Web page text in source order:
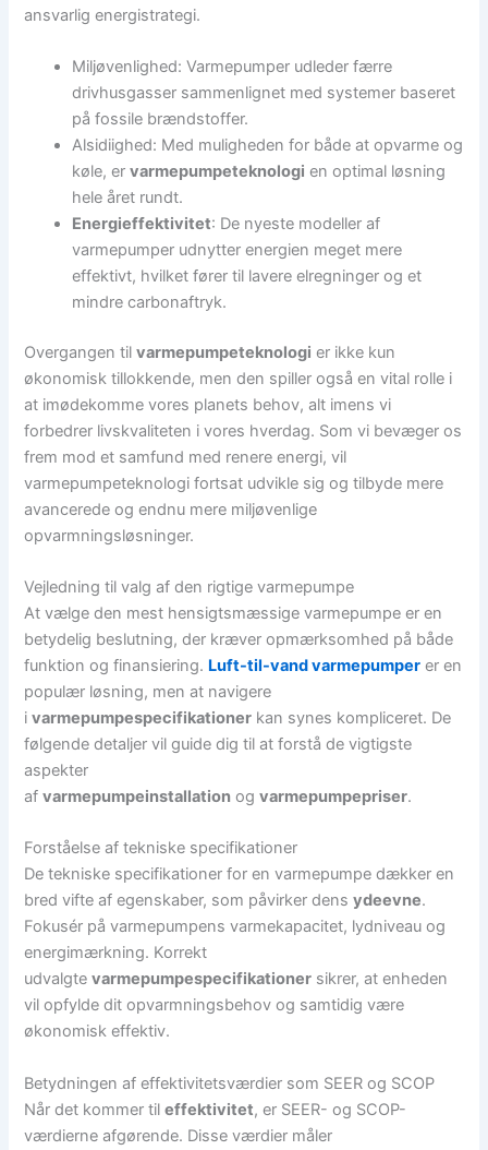
ansvarlig energistrategi.
Miljøvenlighed: Varmepumper udleder færre
drivhusgasser sammenlignet med systemer baseret
på fossile brændstoffer.
Alsidiighed: Med muligheden for både at opvarme og
køle, ervarmepumpeteknologi en optimal løsning
hele året rundt.
Energieffektivitet: De nyeste modeller af
varmepumper udnytter energien meget mere
effektivt, hvilket fører til lavere elregninger og et
mindre carbonaftryk.
Overgangen tilvarmepumpeteknologi er ikke kun
økonomisk tillokkende, men den spiller også en vital rolle i
at imødekomme vores planets behov, alt imens vi
forbedrer livskvaliteten i vores hverdag. Som vi bevæger os
frem mod et samfund med renere energi, vil
varmepumpeteknologi fortsat udvikle sig og tilbyde mere
avancerede og endnu mere miljøvenlige
opvarmningsløsninger.
Vejledning til valg af den rigtige varmepumpe
At vælge den mest hensigtsmæssige varmepumpe er en
betydelig beslutning, der kræver opmærksomhed på både
funktion og finansiering. Luft-til-vand varmepumper er en
populær løsning, men at navigere
ivarmepumpespecifikationer kan synes kompliceret. De
følgende detaljer vil guide dig til at forstå de vigtigste
aspekter
afvarmepumpeinstallation ogvarmepumpepriser.
Forståelse af tekniske specifikationer
De tekniske specifikationer for en varmepumpe dækker en
bred vifte af egenskaber, som påvirker densydeevne.
Fokusér på varmepumpens varmekapacitet, lydniveau og
energimærkning. Korrekt
udvalgtevarmepumpespecifikationer sikrer, at enheden
vil opfylde dit opvarmningsbehov og samtidig være
økonomisk effektiv.
Betydningen af effektivitetsværdier som SEER og SCOP
Når det kommer tileffektivitet, er SEER- og SCOP-
værdierne afgørende. Disse værdier måler